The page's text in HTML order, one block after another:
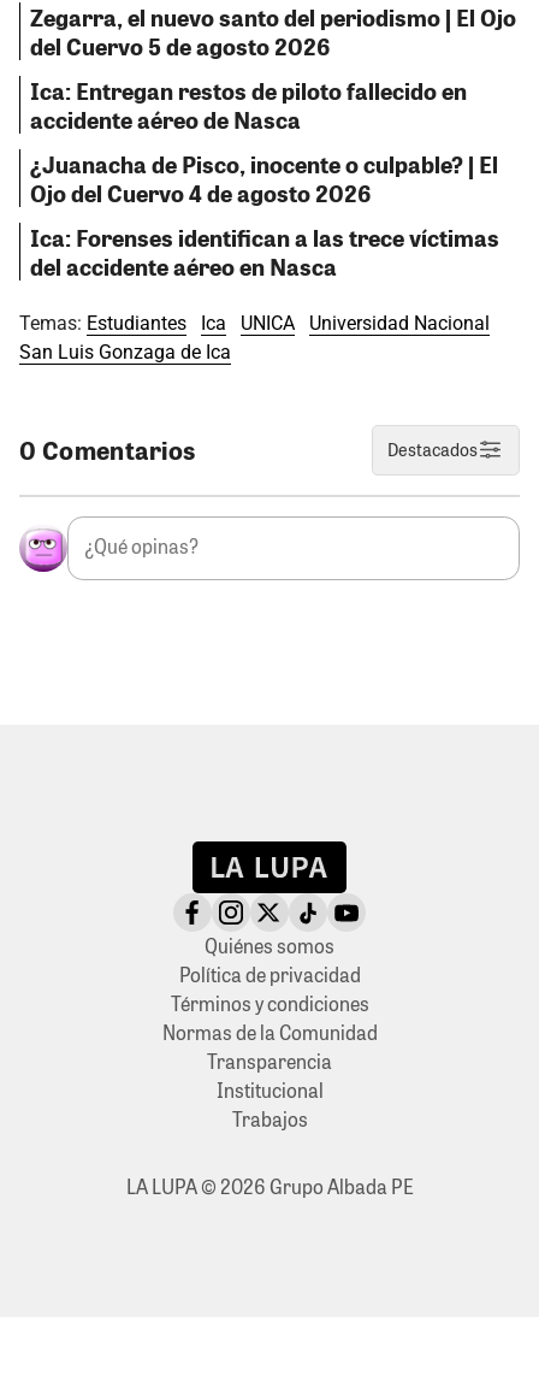
Zegarra, el nuevo santo del periodismo | El Ojo
del Cuervo 5 de agosto 2026
Ica: Entregan restos de piloto fallecido en
accidente aéreo de Nasca
¿Juanacha de Pisco, inocente o culpable? | El
Ojo del Cuervo 4 de agosto 2026
Ica: Forenses identifican a las trece víctimas
del accidente aéreo en Nasca
Temas: Estudiantes Ica UNICA
Universidad Nacional
San Luis Gonzaga de Ica
0 Comentarios Destacados
Quiénes somos
Política de privacidad
Términos y condiciones
Normas de la Comunidad
Transparencia
Institucional
Trabajos
LA LUPA © 2026 Grupo Albada PE